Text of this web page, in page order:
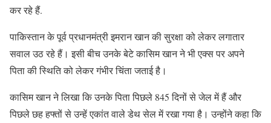
कर रहे हैं.
पाकिस्तान के पूर्व प्रधानमंत्री इमरान खान की सुरक्षा को लेकर लगातार
सवाल उठ रहे हैं। इसी बीच उनके बेटे कासिम खान ने भी एक्स पर अपने
पिता की स्थिति को लेकर गंभीर चिंता जताई है।
कासिम खान ने लिखा कि उनके पिता पिछले 845 दिनों से जेल में हैं और
पिछले छह हफ्तों से उन्हें एकांत वाले डेथ सेल में रखा गया है। उन्होंने कहा कि